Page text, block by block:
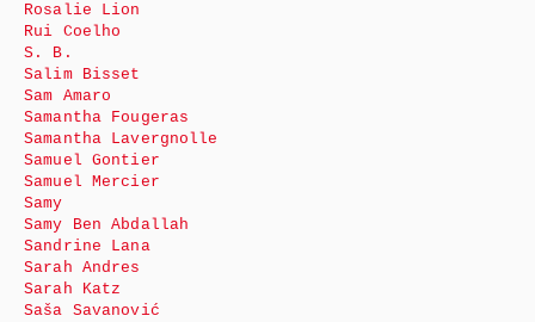
Rosalie Lion
Rui Coelho
S. B.
Salim Bisset
Sam Amaro
Samantha Fougeras
Samantha Lavergnolle
Samuel Gontier
Samuel Mercier
Samy
Samy Ben Abdallah
Sandrine Lana
Sarah Andres
Sarah Katz
Saša Savanović